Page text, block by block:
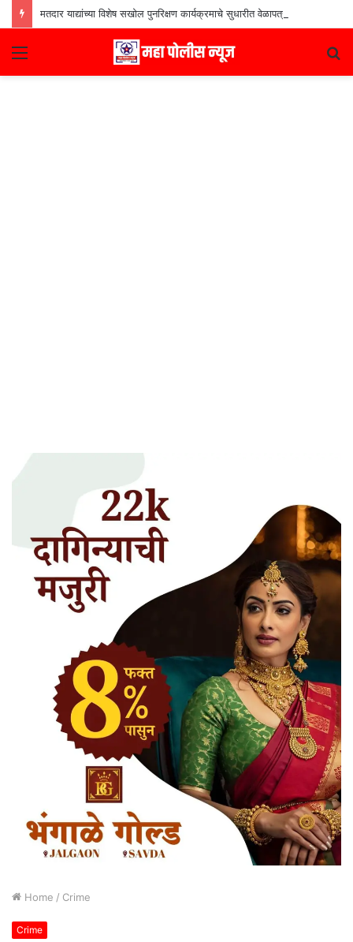
मतदार याद्यांच्या विशेष सखोल पुनरिक्षण कार्यक्रमाचे सुधारीत वेळापत्रक जाहीर
Menu
Home / Crime
Crime